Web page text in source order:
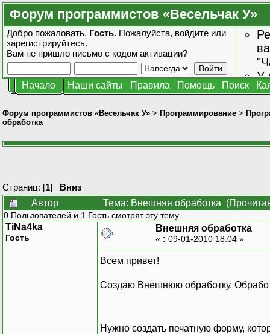
Форум программистов «Весельчак У»
Добро пожаловать, Гость. Пожалуйста, войдите или
зарегистрируйтесь.
Вам не пришло письмо с кодом активации?
У
Начало Наши сайты Правила Помощь Поиск
Форум программистов «Весельчак У» > Программирование >
обработка
Страниц: [1] Вниз
Автор
Тема: Внешняя обработка
0 Пользователей и 1 Гость смотрят эту тему.
TiNa4ka
Гость
Внешняя обработка
« : 09-01-2010 18:04 »
Всем привет!
Создаю Внешнюю обработку.
Нужно создать печатную форму,